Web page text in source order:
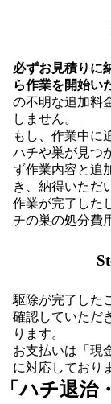
必ずお見積りに
ら作業を開始い
の不明な追加料
しません。
もし、作業中に
ハチや巣が見つ
ず作業内容と追
き、納得いただ
作業が完了した
チの巣の処分費
駆除が完了した
確認していただ
ります。
お支払いは「現
に対応しており
「ハチ退治